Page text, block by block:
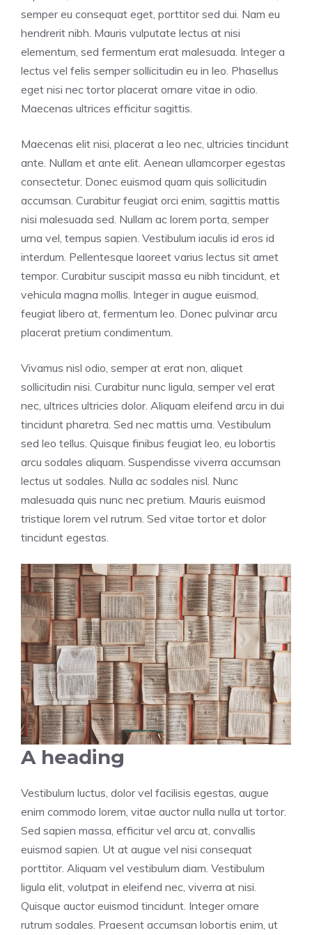
semper eu consequat eget, porttitor sed dui. Nam eu
hendrerit nibh. Mauris vulputate lectus at nisi
elementum, sed fermentum erat malesuada. Integer a
lectus vel felis semper sollicitudin eu in leo. Phasellus
eget nisi nec tortor placerat ornare vitae in odio.
Maecenas ultrices efficitur sagittis.
Maecenas elit nisi, placerat a leo nec, ultricies tincidunt
ante. Nullam et ante elit. Aenean ullamcorper egestas
consectetur. Donec euismod quam quis sollicitudin
accumsan. Curabitur feugiat orci enim, sagittis mattis
nisi malesuada sed. Nullam ac lorem porta, semper
urna vel, tempus sapien. Vestibulum iaculis id eros id
interdum. Pellentesque laoreet varius lectus sit amet
tempor. Curabitur suscipit massa eu nibh tincidunt, et
vehicula magna mollis. Integer in augue euismod,
feugiat libero at, fermentum leo. Donec pulvinar arcu
placerat pretium condimentum.
Vivamus nisl odio, semper at erat non, aliquet
sollicitudin nisi. Curabitur nunc ligula, semper vel erat
nec, ultrices ultricies dolor. Aliquam eleifend arcu in dui
tincidunt pharetra. Sed nec mattis urna. Vestibulum
sed leo tellus. Quisque finibus feugiat leo, eu lobortis
arcu sodales aliquam. Suspendisse viverra accumsan
lectus ut sodales. Nulla ac sodales nisl. Nunc
malesuada quis nunc nec pretium. Mauris euismod
tristique lorem vel rutrum. Sed vitae tortor et dolor
tincidunt egestas.
A heading
Vestibulum luctus, dolor vel facilisis egestas, augue
enim commodo lorem, vitae auctor nulla nulla ut tortor.
Sed sapien massa, efficitur vel arcu at, convallis
euismod sapien. Ut at augue vel nisi consequat
porttitor. Aliquam vel vestibulum diam. Vestibulum
ligula elit, volutpat in eleifend nec, viverra at nisi.
Quisque auctor euismod tincidunt. Integer ornare
rutrum sodales. Praesent accumsan lobortis enim, ut